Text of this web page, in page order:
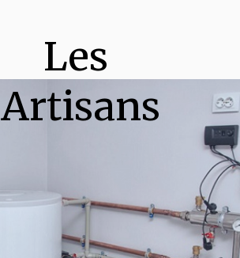
Les
Artisans